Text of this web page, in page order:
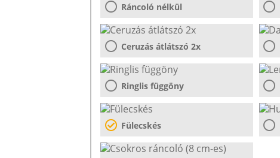
Ráncoló nélkül
Ceruzás átlátszó 2x
Ringlis függöny
Fülecskés